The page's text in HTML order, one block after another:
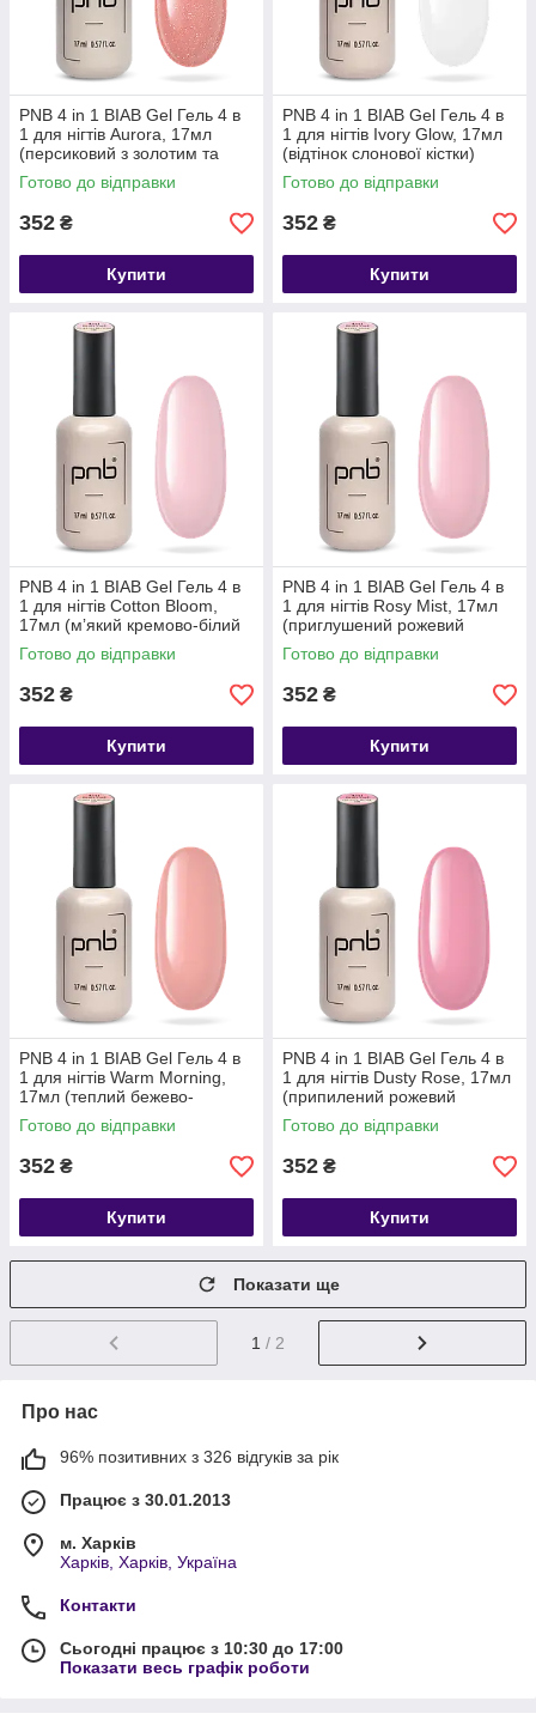
PNB 4 in 1 BIAB Gel Гель 4 в
1 для нігтів Aurora, 17мл
(персиковий з золотим та
срібним шимером)
Готово до відправки
352 ₴
Купити
PNB 4 in 1 BIAB Gel Гель 4 в
1 для нігтів Ivory Glow, 17мл
(відтінок слонової кістки)
Готово до відправки
352 ₴
Купити
PNB 4 in 1 BIAB Gel Гель 4 в
1 для нігтів Cotton Bloom,
17мл (мʼякий кремово-білий
колір)
Готово до відправки
352 ₴
Купити
PNB 4 in 1 BIAB Gel Гель 4 в
1 для нігтів Rosy Mist, 17мл
(приглушений рожевий
відтінок)
Готово до відправки
352 ₴
Купити
PNB 4 in 1 BIAB Gel Гель 4 в
1 для нігтів Warm Morning,
17мл (теплий бежево-
коричневий відтінок)
Готово до відправки
352 ₴
Купити
PNB 4 in 1 BIAB Gel Гель 4 в
1 для нігтів Dusty Rose, 17мл
(припилений рожевий
відтінок)
Готово до відправки
352 ₴
Купити
Показати ще
1 / 2
Про нас
96% позитивних з 326 відгуків за рік
Працює з 30.01.2013
м. Харків
Харків, Харків, Україна
Контакти
Сьогодні працює з 10:30 до 17:00
Показати весь графік роботи